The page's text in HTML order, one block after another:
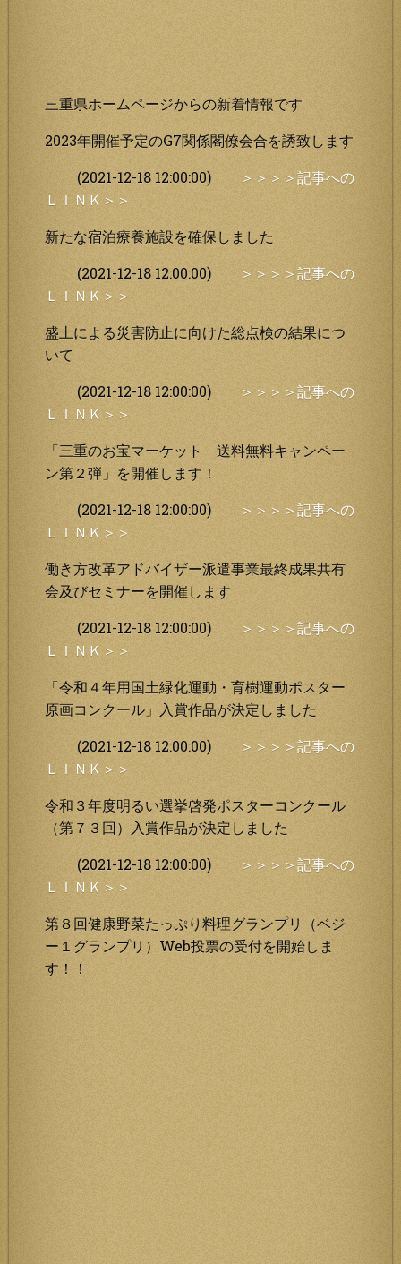
三重県ホームページからの新着情報です
2023年開催予定のG7関係閣僚会合を誘致します
(2021-12-18 12:00:00)
＞＞＞＞記事への
ＬＩＮＫ＞＞
新たな宿泊療養施設を確保しました
(2021-12-18 12:00:00)
＞＞＞＞記事への
ＬＩＮＫ＞＞
盛土による災害防止に向けた総点検の結果につ
いて
(2021-12-18 12:00:00)
＞＞＞＞記事への
ＬＩＮＫ＞＞
「三重のお宝マーケット 送料無料キャンペー
ン第２弾」を開催します！
(2021-12-18 12:00:00)
＞＞＞＞記事への
ＬＩＮＫ＞＞
働き方改革アドバイザー派遣事業最終成果共有
会及びセミナーを開催します
(2021-12-18 12:00:00)
＞＞＞＞記事への
ＬＩＮＫ＞＞
「令和４年用国土緑化運動・育樹運動ポスター
原画コンクール」入賞作品が決定しました
(2021-12-18 12:00:00)
＞＞＞＞記事への
ＬＩＮＫ＞＞
令和３年度明るい選挙啓発ポスターコンクール
（第７３回）入賞作品が決定しました
(2021-12-18 12:00:00)
＞＞＞＞記事への
ＬＩＮＫ＞＞
第８回健康野菜たっぷり料理グランプリ（ベジ
ー１グランプリ）Web投票の受付を開始しま
す！！